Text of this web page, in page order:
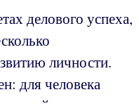
делового успеха,
личности.
для человека